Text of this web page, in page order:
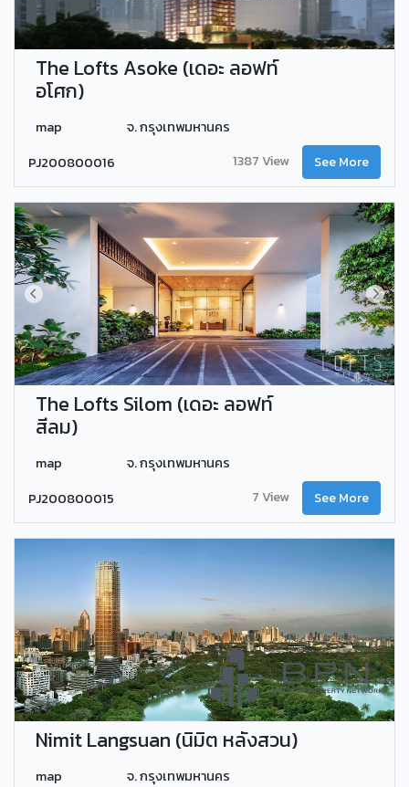
The Lofts Asoke (เดอะ ลอฟท์
อโศก)
map
จ. กรุงเทพมหานคร
PJ200800016
1387 View See More
The Lofts Silom (เดอะ ลอฟท์
สีลม)
map
จ. กรุงเทพมหานคร
PJ200800015
7 View See More
Nimit Langsuan (นิมิต หลังสวน)
map
จ. กรุงเทพมหานคร